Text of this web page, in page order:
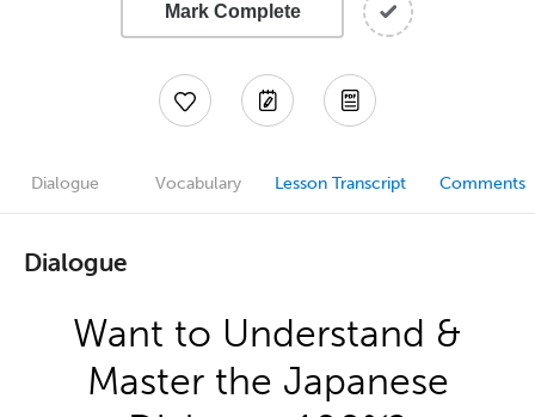
Mark Complete
Dialogue Vocabulary Lesson Transcript Comments
Dialogue
Want to Understand &
Master the Japanese